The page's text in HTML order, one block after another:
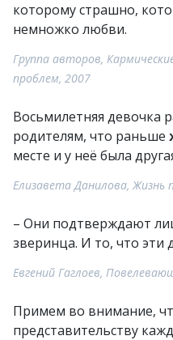
которому страшно,
немножко любви.
Группа авторов,
проблем, 2007
Восьмилетняя девочка
родителям, что раньше
месте и у неё была
Елизавета Данилова, Жизнь
– Они подтверждают
зверинца. И то, что эти
Евгений Гаглоев,
Примем во внимание,
представительству